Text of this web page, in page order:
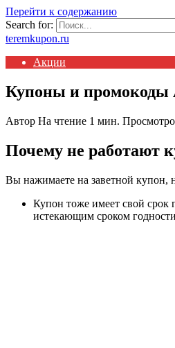
Перейти к содержанию
Search for:
teremkupon.ru
Акции
Купоны и промокоды
Автор На чтение 1 мин.
Почему не работают
Вы нажимаете на заветной купон,
Купон тоже имеет свой срок
истекающим сроком